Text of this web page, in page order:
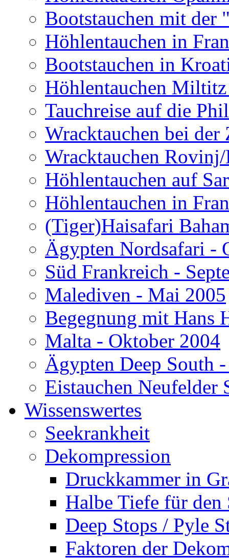
Bootstauchen mit
Höhlentauchen in
Bootstauchen in
Höhlentauchen
Tauchreise auf die
Wracktauchen bei der
Wracktauchen
Höhlentauchen auf
Höhlentauchen in
(Tiger)Haisafari
Ägypten Nordsafari -
Süd Frankreich -
Malediven - Mai 2005
Begegnung mit Hans
Malta - Oktober 2004
Ägypten Deep South
Eistauchen Neufelder
Wissenswertes
Seekrankheit
Dekompression
Druckkammer in
Halbe Tiefe für den
Deep Stops / Pyle
Faktoren der